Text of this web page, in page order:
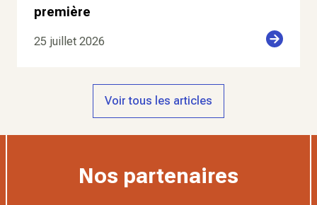
première
25 juillet 2026
Voir tous les articles
Nos partenaires